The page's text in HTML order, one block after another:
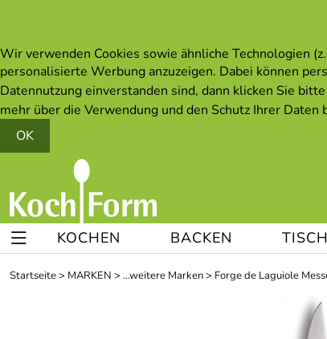
Wir verwenden Cookies sowie ähnliche Technologien
personalisierte Werbung anzuzeigen. Dabei können
Datennutzung einverstanden sind, dann klicken Sie
mehr über die Verwendung und den Schutz Ihrer
OK
KOCHEN BACKEN
Startseite> MARKEN > ...weitere Marken> Forge de Laguiole